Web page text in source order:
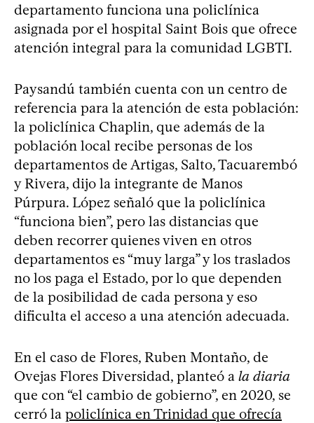
departamento funciona una policlínica
asignada por el hospital Saint Bois que ofrece
atención integral para la comunidad LGBTI.
Paysandú también cuenta con un centro de
referencia para la atención de esta población:
la policlínica Chaplin, que además de la
población local recibe personas de los
departamentos de Artigas, Salto, Tacuarembó
y Rivera, dijo la integrante de Manos
Púrpura. López señaló que la policlínica
“funciona bien”, pero las distancias que
deben recorrer quienes viven en otros
departamentos es “muy larga” y los traslados
no los paga el Estado, por lo que dependen
de la posibilidad de cada persona y eso
dificulta el acceso a una atención adecuada.
En el caso de Flores, Ruben Montaño, de
Ovejas Flores Diversidad, planteó a la diaria
que con “el cambio de gobierno”, en 2020, se
cerró la policlínica en Trinidad que ofrecía